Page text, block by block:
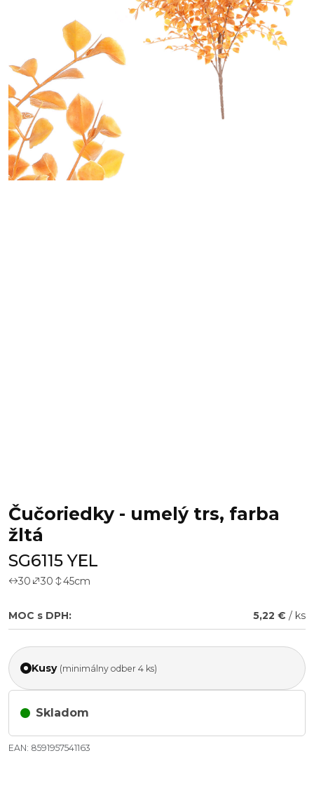
Čučoriedky - umelý trs, farba
žltá
SG6115 YEL
30 30 45cm
MOC s DPH: 5,22 € / ks
Kusy (minimálny odber 4 ks)
Skladom
EAN: 8591957541163